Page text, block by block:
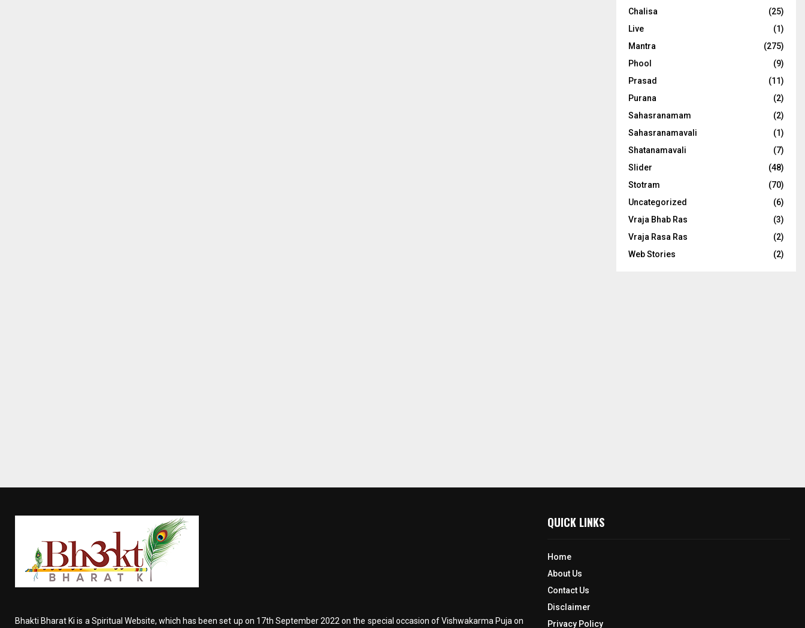
Chalisa
(25)
Live
(1)
Mantra
(275)
Phool
(9)
Prasad
(11)
Purana
(2)
Sahasranamam
(2)
Sahasranamavali
(1)
Shatanamavali
(7)
Slider
(48)
Stotram
(70)
Uncategorized
(6)
Vraja Bhab Ras
(3)
Vraja Rasa Ras
(2)
Web Stories
(2)
Bhakti Bharat Ki is a Spiritual Website, which has been set up on 17th September 2022 on the special occasion of Vishwakarma Puja on
QUICK LINKS
Home
About Us
Contact Us
Disclaimer
Privacy Policy